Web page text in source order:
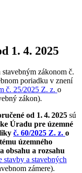
1. 4. 2025
zákonom č.
poriadku v znení
č. 25/2025 Z. z. o
zákon).
od 1. 4. 2025 sú
Úradu pre územné
č. 60/2025 Z. z. o
územného
obsahu a rozsahu
stavby a stavebných
zámere).